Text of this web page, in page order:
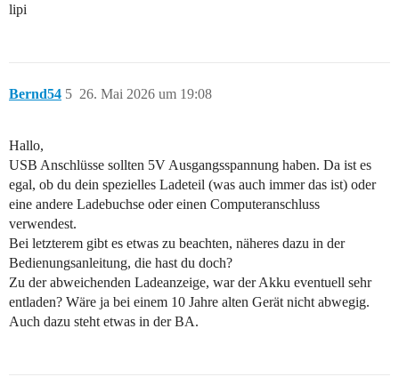
lipi
Bernd54 26. Mai 2026 um 19:08
5
Hallo,
USB Anschlüsse sollten 5V Ausgangsspannung haben. Da ist es
egal, ob du dein spezielles Ladeteil (was auch immer das ist) oder
eine andere Ladebuchse oder einen Computeranschluss
verwendest.
Bei letzterem gibt es etwas zu beachten, näheres dazu in der
Bedienungsanleitung, die hast du doch?
Zu der abweichenden Ladeanzeige, war der Akku eventuell sehr
entladen? Wäre ja bei einem 10 Jahre alten Gerät nicht abwegig.
Auch dazu steht etwas in der BA.